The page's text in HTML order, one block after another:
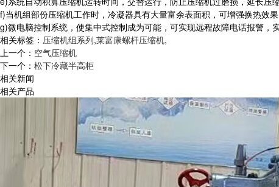
f)当机组部份压缩机工作时，冷凝器具有大量富余表面积，可增强换热效
g)微电脑控制系统，使集中式控制成为可能，可实现远程故障电话报警，
相关标签： 压缩机组系列,莱富康螺杆压缩机,
上一个： 空气压缩机
下一个： 松下冷藏半高柜
相关新闻
相关产品